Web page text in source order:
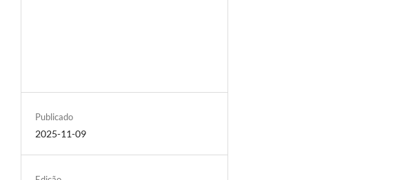
Publicado
2025-11-09